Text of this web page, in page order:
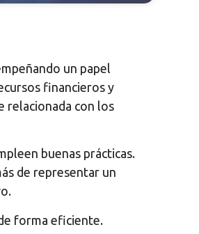
un papel
financieros y
relacionada con los
buenas prácticas.
de representar un
forma eficiente.